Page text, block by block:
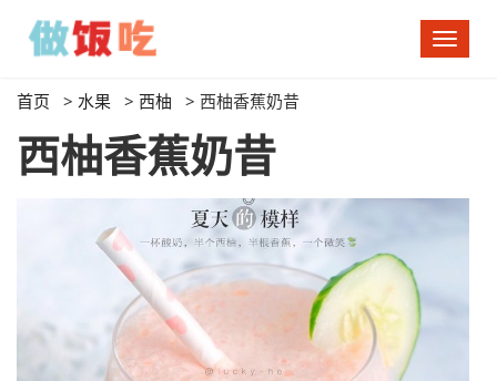
切
换
首页 > 水果 > 西柚 > 西柚香蕉奶昔
西柚香蕉奶昔